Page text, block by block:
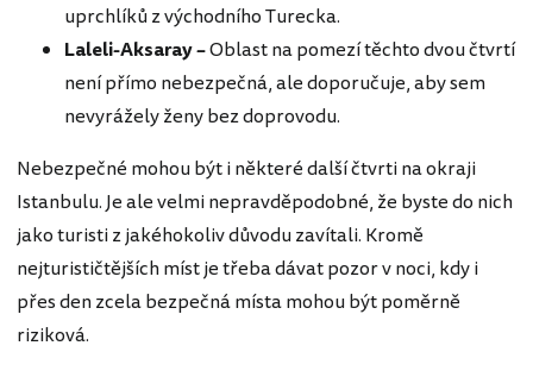
uprchlíků z východního Turecka.
Laleli-Aksaray –Oblast na pomezí těchto dvou čtvrtí
není přímo nebezpečná, ale doporučuje, aby sem
nevyrážely ženy bez doprovodu.
Nebezpečné mohou být i některé další čtvrti na okraji
Istanbulu. Je ale velmi nepravděpodobné, že byste do nich
jako turisti z jakéhokoliv důvodu zavítali. Kromě
nejturističtějších míst je třeba dávat pozor v noci, kdy i
přes den zcela bezpečná místa mohou být poměrně
riziková.